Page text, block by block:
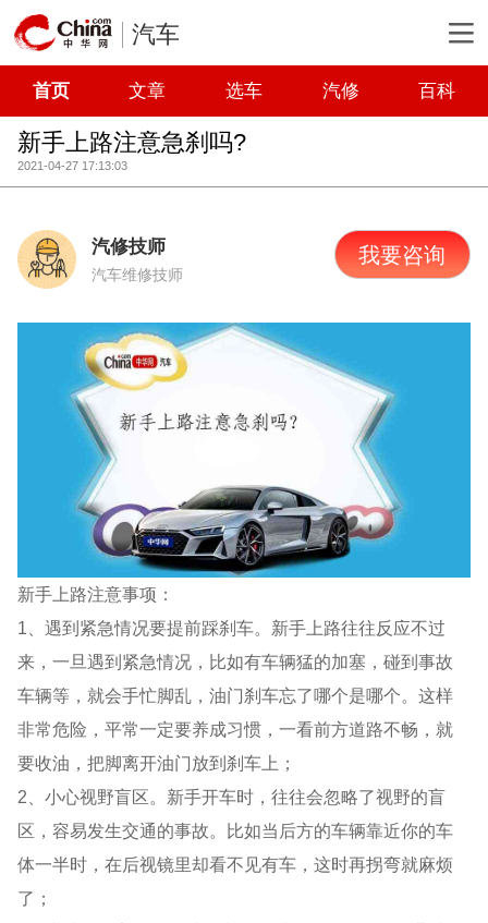
汽车
首页 文章 选车 汽修 百科
新手上路注意急刹吗?
2021-04-27 17:13:03
汽修技师
汽车维修技师
我要咨询
新手上路注意事项：
1、遇到紧急情况要提前踩刹车。新手上路往往反应不过
来，一旦遇到紧急情况，比如有车辆猛的加塞，碰到事故
车辆等，就会手忙脚乱，油门刹车忘了哪个是哪个。这样
非常危险，平常一定要养成习惯，一看前方道路不畅，就
要收油，把脚离开油门放到刹车上；
2、小心视野盲区。新手开车时，往往会忽略了视野的盲
区，容易发生交通的事故。比如当后方的车辆靠近你的车
体一半时，在后视镜里却看不见有车，这时再拐弯就麻烦
了；